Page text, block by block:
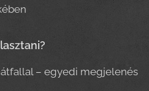
– egyedi megjelenés